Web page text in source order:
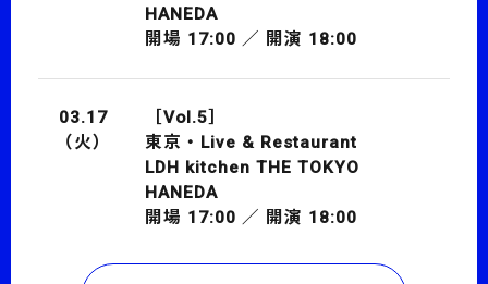
HANEDA
開場 17:00 ／ 開演 18:00
03.17
（火）
［Vol.5］
東京・Live & Restaurant
LDH kitchen THE TOKYO
HANEDA
開場 17:00 ／ 開演 18:00